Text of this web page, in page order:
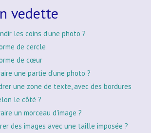
vedette
les coins d'une photo ?
de cercle
de cœur
une partie d'une photo ?
une zone de texte, avec des bordures
le côté ?
un morceau d'image ?
des images avec une taille imposée ?